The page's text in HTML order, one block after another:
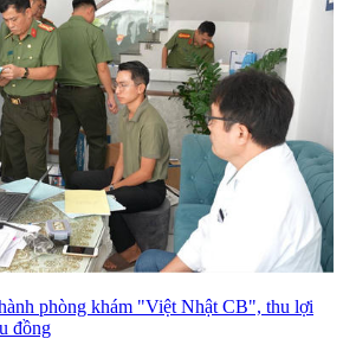
phòng khám "Việt Nhật CB", thu lợi
đồng